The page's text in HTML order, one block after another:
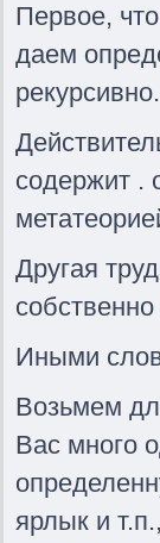
Первое,
даем
рекурсивно.
содержит .
Другая
Иными
Возьмем
Вас много
ярлык и